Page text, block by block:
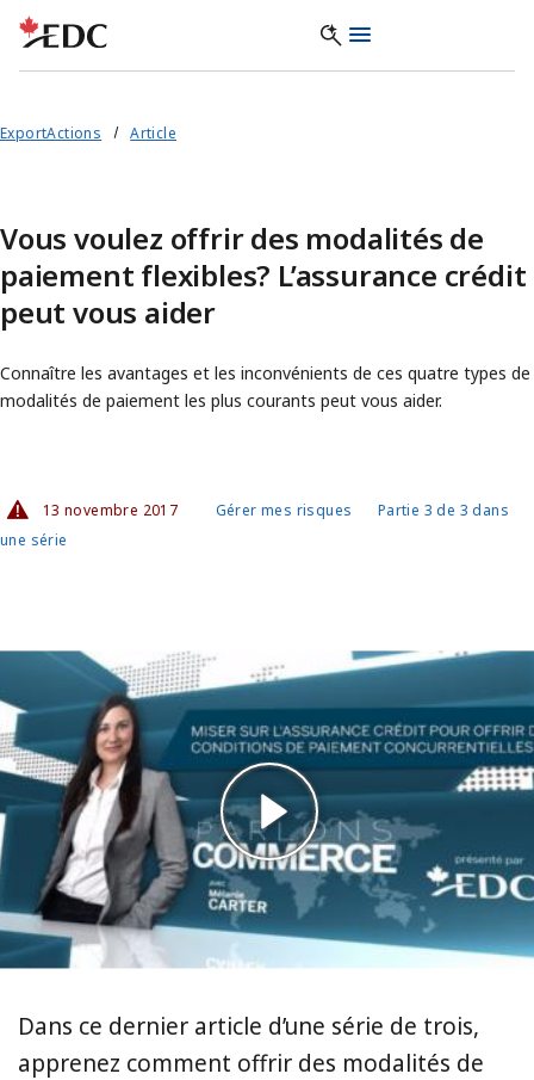
ExportActions Article
Vous voulez offrir des modalités de
paiement flexibles? L’assurance crédit
peut vous aider
Connaître les avantages et les inconvénients de ces quatre types de
modalités de paiement les plus courants peut vous aider.
13 novembre 2017 Gérer mes risques
Partie 3 de 3 dans
une série
Dans ce dernier article d’une série de trois,
apprenez comment offrir des modalités de